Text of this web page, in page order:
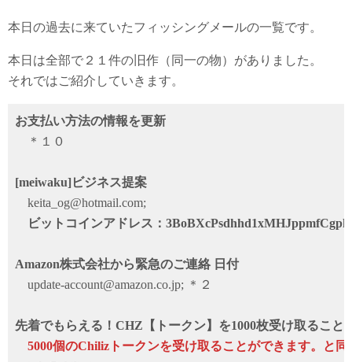
本日の過去に来ていたフィッシングメールの一覧です。
本日は全部で２１件の旧作（同一の物）がありました。
それではご紹介していきます。
お支払い方法の情報を更新
＊１０
[meiwaku]ビジネス提案
keita_og@hotmail.com;
ビットコインアドレス：
Amazon株式会社から緊急のご連絡 日付
update-account@amazon.co.jp; ＊２
先着でもらえる！CHZ【トークン】を1000枚受け取ること
5000個のChilizトークンを受け取ることができます。と同